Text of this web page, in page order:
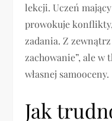
lekcji. Uczeń
prowokuje
zadania. Z
zachowanie”, ale w
własnej samooceny.
Jak